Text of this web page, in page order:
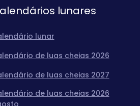
lunares
lunar
de luas cheias 2026
de luas cheias 2027
de luas cheias 2026